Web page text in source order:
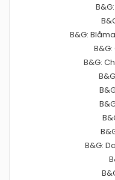
B&G:
B&G:
B&G: